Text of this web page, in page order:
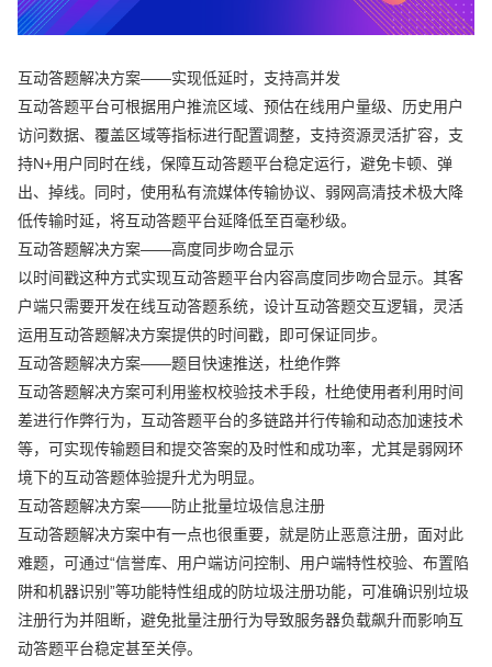
互动答题解决方案——实现低延时，支持高并发
互动答题平台可根据用户推流区域、预估在线用户量级、历史用户
访问数据、覆盖区域等指标进行配置调整，支持资源灵活扩容，支
持N+用户同时在线，保障互动答题平台稳定运行，避免卡顿、弹
出、掉线。同时，使用私有流媒体传输协议、弱网高清技术极大降
低传输时延，将互动答题平台延降低至百毫秒级。
互动答题解决方案——高度同步吻合显示
以时间戳这种方式实现互动答题平台内容高度同步吻合显示。其客
户端只需要开发在线互动答题系统，设计互动答题交互逻辑，灵活
运用互动答题解决方案提供的时间戳，即可保证同步。
互动答题解决方案——题目快速推送，杜绝作弊
互动答题解决方案可利用鉴权校验技术手段，杜绝使用者利用时间
差进行作弊行为，互动答题平台的多链路并行传输和动态加速技术
等，可实现传输题目和提交答案的及时性和成功率，尤其是弱网环
境下的互动答题体验提升尤为明显。
互动答题解决方案——防止批量垃圾信息注册
互动答题解决方案中有一点也很重要，就是防止恶意注册，面对此
难题，可通过“信誉库、用户端访问控制、用户端特性校验、布置陷
阱和机器识别”等功能特性组成的防垃圾注册功能，可准确识别垃圾
注册行为并阻断，避免批量注册行为导致服务器负载飙升而影响互
动答题平台稳定甚至关停。